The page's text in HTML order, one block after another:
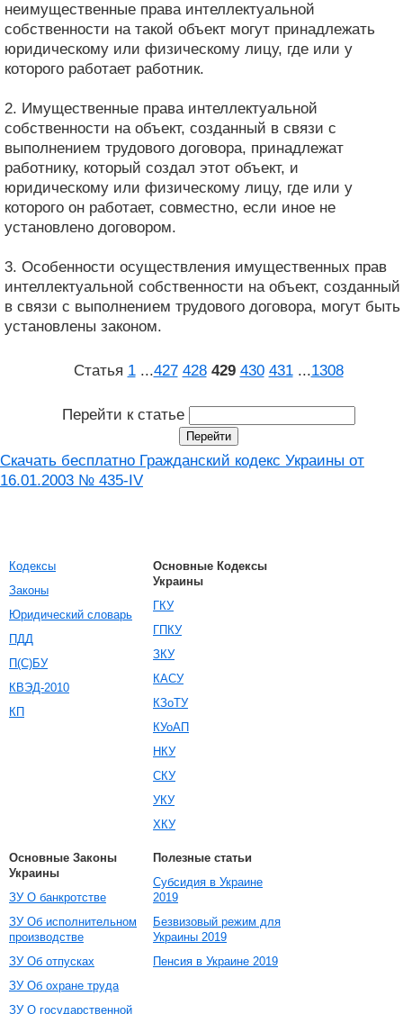
неимущественные права интеллектуальной
собственности на такой объект могут принадлежать
юридическому или физическому лицу, где или у
которого работает работник.
2. Имущественные права интеллектуальной
собственности на объект, созданный в связи с
выполнением трудового договора, принадлежат
работнику, который создал этот объект, и
юридическому или физическому лицу, где или у
которого он работает, совместно, если иное не
установлено договором.
3. Особенности осуществления имущественных прав
интеллектуальной собственности на объект, созданный
в связи с выполнением трудового договора, могут быть
установлены законом.
Статья 1 ...427 428 429 430 431 ...1308
Перейти к статье
Скачать бесплатно Гражданский кодекс Украины от
16.01.2003 № 435-IV
Кодексы
Законы
Юридический словарь
ПДД
П(С)БУ
КВЭД-2010
КП
Основные Кодексы
Украины
ГКУ
ГПКУ
ЗКУ
КАСУ
КЗоТУ
КУоАП
НКУ
СКУ
УКУ
ХКУ
Основные Законы
Украины
ЗУ О банкротстве
ЗУ Об исполнительном
производстве
ЗУ Об отпусках
ЗУ Об охране труда
ЗУ О государственной
Полезные статьи
Субсидия в Украине
2019
Безвизовый режим для
Украины 2019
Пенсия в Украине 2019